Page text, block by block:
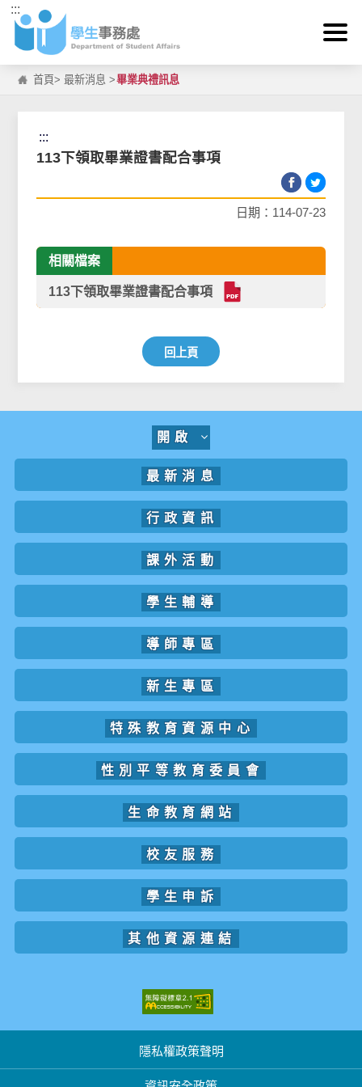
跳到主要內容區塊
:::
首頁>最新消息 >畢業典禮訊息
:::
113下領取畢業證書配合事項
日期：114-07-23
相關檔案
113下領取畢業證書配合事項
回上頁
開啟
最新消息
行政資訊
課外活動
學生輔導
導師專區
新生專區
特殊教育資源中心
性別平等教育委員會
生命教育網站
校友服務
學生申訴
其他資源連結
隱私權政策聲明